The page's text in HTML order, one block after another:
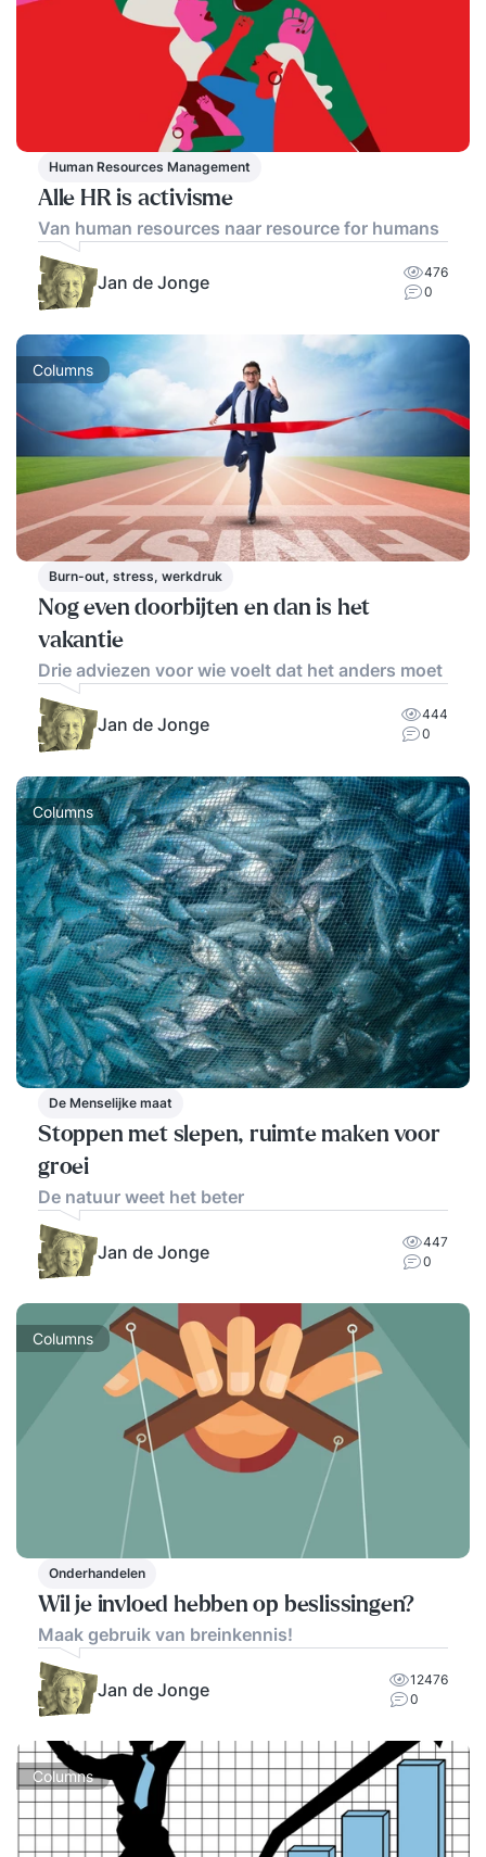
Human Resources Management
Alle HR is activisme
Van human resources naar resource for humans
Jan de Jonge
476
0
Columns
Burn-out, stress, werkdruk
Nog even doorbijten en dan is het
vakantie
Drie adviezen voor wie voelt dat het anders moet
Jan de Jonge
444
0
Columns
De Menselijke maat
Stoppen met slepen, ruimte maken voor
groei
De natuur weet het beter
Jan de Jonge
447
0
Columns
Onderhandelen
Wil je invloed hebben op beslissingen?
Maak gebruik van breinkennis!
Jan de Jonge
12476
0
Columns